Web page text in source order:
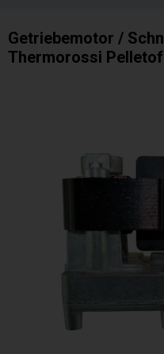
Getriebemotor /
Thermorossi